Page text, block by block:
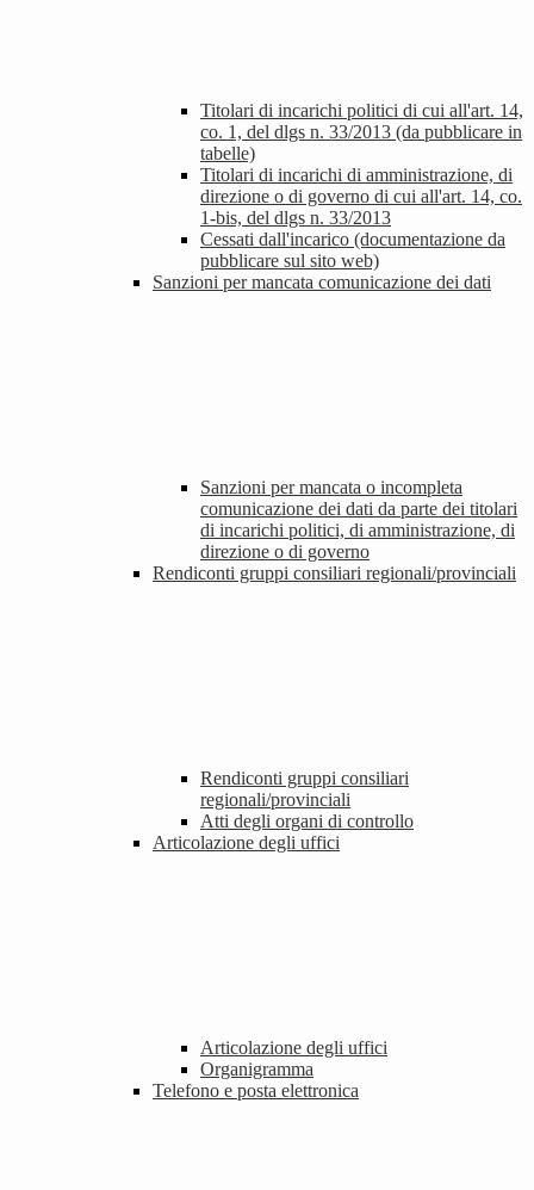
Titolari di incarichi politici di cui all'art. 14,
co. 1, del dlgs n. 33/2013 (da pubblicare in
tabelle)
Titolari di incarichi di amministrazione, di
direzione o di governo di cui all'art. 14, co.
1-bis, del dlgs n. 33/2013
Cessati dall'incarico (documentazione da
pubblicare sul sito web)
Sanzioni per mancata comunicazione dei dati
Sanzioni per mancata o incompleta
comunicazione dei dati da parte dei titolari
di incarichi politici, di amministrazione, di
direzione o di governo
Rendiconti gruppi consiliari regionali/provinciali
Rendiconti gruppi consiliari
regionali/provinciali
Atti degli organi di controllo
Articolazione degli uffici
Articolazione degli uffici
Organigramma
Telefono e posta elettronica